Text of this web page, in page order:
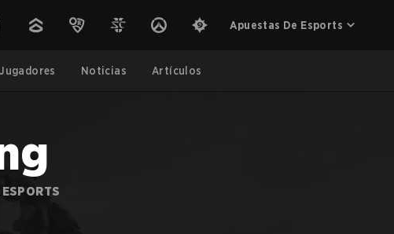
Apuestas De Esports
Jugadores Noticias Artículos